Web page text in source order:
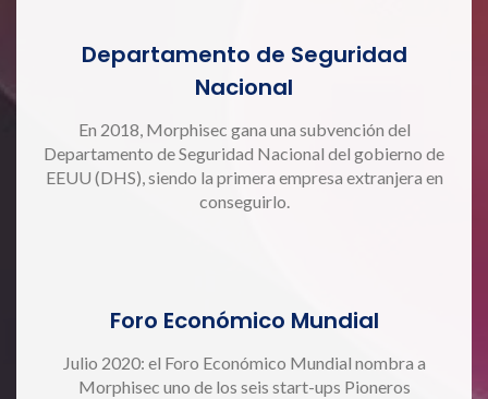
Departamento de Seguridad
Nacional
En 2018, Morphisec gana una subvención del
Departamento de Seguridad Nacional del gobierno de
EEUU (DHS), siendo la primera empresa extranjera en
conseguirlo.
Foro Económico Mundial
Julio 2020: el Foro Económico Mundial nombra a
Morphisec uno de los seis start-ups Pioneros